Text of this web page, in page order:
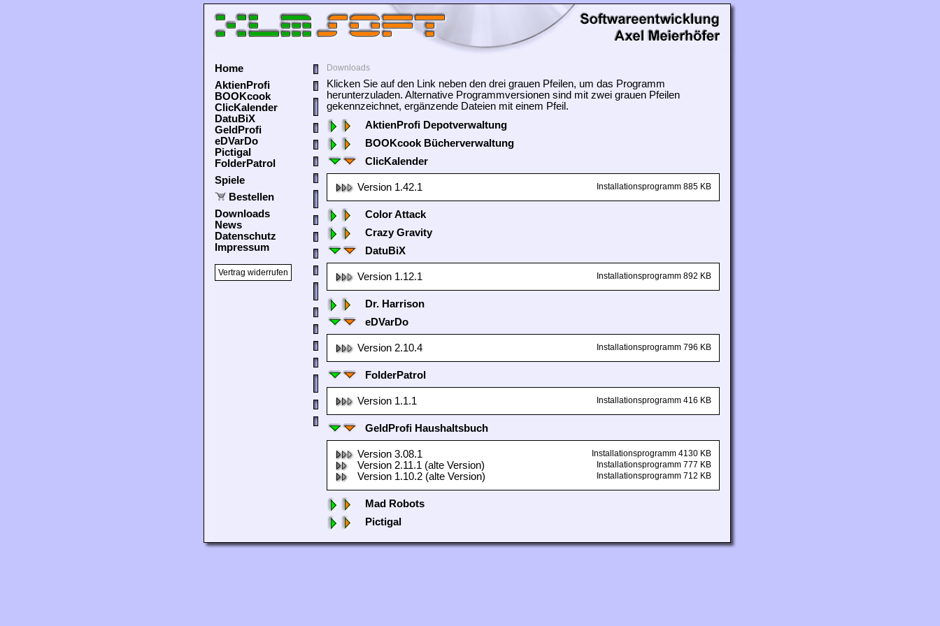
Home
AktienProfi
BOOKcook
ClicKalender
DatuBiX
GeldProfi
eDVarDo
Pictigal
FolderPatrol
Spiele
Bestellen
Downloads
News
Datenschutz
Impressum
Vertrag widerrufen
Downloads
Klicken Sie auf den Link neben den drei grauen Pfeilen, um das Programm
herunterzuladen. Alternative Programmversionen sind mit zwei grauen Pfeilen
gekennzeichnet, ergänzende Dateien mit einem Pfeil.
AktienProfi Depotverwaltung
BOOKcook Bücherverwaltung
ClicKalender
Version 1.42.1 Installationsprogramm 885 KB
Color Attack
Crazy Gravity
DatuBiX
Version 1.12.1 Installationsprogramm 892 KB
Dr. Harrison
eDVarDo
Version 2.10.4 Installationsprogramm 796 KB
FolderPatrol
Version 1.1.1 Installationsprogramm 416 KB
GeldProfi Haushaltsbuch
Version 3.08.1 Installationsprogramm 4130 KB
Version 2.11.1 (alte Version) Installationsprogramm 777 KB
Version 1.10.2 (alte Version) Installationsprogramm 712 KB
Mad Robots
Pictigal